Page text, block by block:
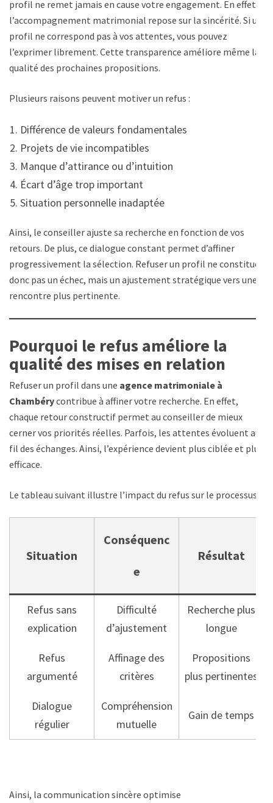
profil ne remet jamais en cause votre engagement. En effet,
l’accompagnement matrimonial repose sur la sincérité. Si un
profil ne correspond pas à vos attentes, vous pouvez
l’exprimer librement. Cette transparence améliore même la
qualité des prochaines propositions.
Plusieurs raisons peuvent motiver un refus :
Différence de valeurs fondamentales
Projets de vie incompatibles
Manque d’attirance ou d’intuition
Écart d’âge trop important
Situation personnelle inadaptée
Ainsi, le conseiller ajuste sa recherche en fonction de vos
retours. De plus, ce dialogue constant permet d’affiner
progressivement la sélection. Refuser un profil ne constitue
donc pas un échec, mais un ajustement stratégique vers une
rencontre plus pertinente.
Pourquoi le refus améliore la
qualité des mises en relation
Refuser un profil dans une agence matrimoniale à
Chambérycontribue à affiner votre recherche. En effet,
chaque retour constructif permet au conseiller de mieux
cerner vos priorités réelles. Parfois, les attentes évoluent au
fil des échanges. Ainsi, l’expérience devient plus ciblée et plus
efficace.
Le tableau suivant illustre l’impact du refus sur le processus :
Situation
Conséquenc
e
Résultat
Refus sans
explication
Difficulté
d’ajustement
Recherche plus
longue
Refus
argumenté
Affinage des
critères
Propositions
plus pertinentes
Dialogue
régulier
Compréhension
mutuelle
Gain de temps
Ainsi, la communication sincère optimise